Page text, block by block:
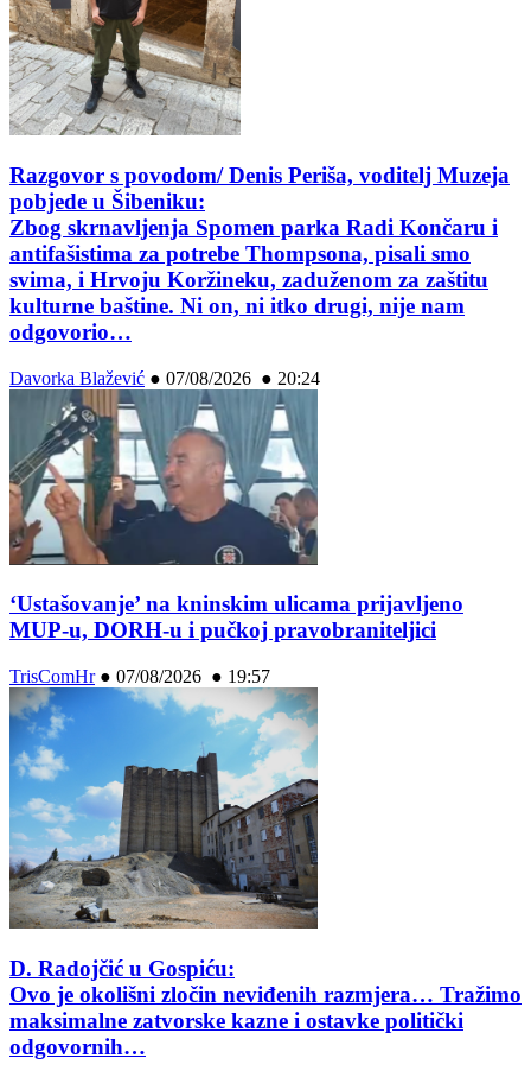
Razgovor s povodom/ Denis Periša, voditelj Muzeja
pobjede u Šibeniku:
Zbog skrnavljenja Spomen parka Radi Končaru i
antifašistima za potrebe Thompsona, pisali smo
svima, i Hrvoju Koržineku, zaduženom za zaštitu
kulturne baštine. Ni on, ni itko drugi, nije nam
odgovorio…
Davorka Blažević ● 07/08/2026 ● 20:24
‘Ustašovanje’ na kninskim ulicama prijavljeno
MUP-u, DORH-u i pučkoj pravobraniteljici
TrisComHr● 07/08/2026 ● 19:57
D. Radojčić u Gospiću:
Ovo je okolišni zločin neviđenih razmjera… Tražimo
maksimalne zatvorske kazne i ostavke politički
odgovornih…